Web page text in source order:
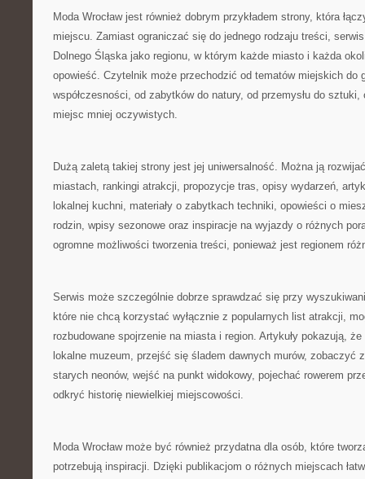
Moda Wrocław jest również dobrym przykładem strony, która
miejscu. Zamiast ograniczać się do jednego rodzaju treści,
Dolnego Śląska jako regionu, w którym każde miasto i każda
opowieść. Czytelnik może przechodzić od tematów miejskich do
współczesności, od zabytków do natury, od przemysłu do
miejsc mniej oczywistych.
Dużą zaletą takiej strony jest jej uniwersalność. Można ją
miastach, rankingi atrakcji, propozycje tras, opisy wydarzeń,
lokalnej kuchni, materiały o zabytkach techniki, opowieści o
rodzin, wpisy sezonowe oraz inspiracje na wyjazdy o różnych
ogromne możliwości tworzenia treści, ponieważ jest regionem
Serwis może szczególnie dobrze sprawdzać się przy
które nie chcą korzystać wyłącznie z popularnych list atrakcji,
rozbudowane spojrzenie na miasta i region. Artykuły pokazują,
lokalne muzeum, przejść się śladem dawnych murów, zobaczyć
starych neonów, wejść na punkt widokowy, pojechać rowerem
odkryć historię niewielkiej miejscowości.
Moda Wrocław może być również przydatna dla osób, które
potrzebują inspiracji. Dzięki publikacjom o różnych miejscach